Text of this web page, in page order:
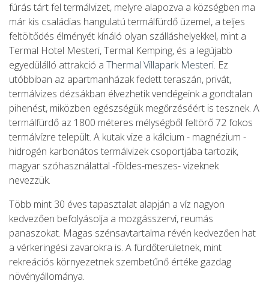
fúrás tárt fel termálvizet, melyre alapozva a községben ma
már kis családias hangulatú termálfürdő üzemel, a teljes
feltöltődés élményét kínáló olyan szálláshelyekkel, mint a
Termal Hotel Mesteri, Termal Kemping, és a legújabb
egyedülálló attrakció a Thermal Villapark Mesteri. Ez
utóbbiban az apartmanházak fedett teraszán, privát,
termálvizes dézsákban élvezhetik vendégeink a gondtalan
pihenést, miközben egészségük megőrzéséért is tesznek. A
termálfürdő az 1800 méteres mélységből feltörő 72 fokos
termálvízre települt. A kutak vize a kálcium - magnézium -
hidrogén karbonátos termálvizek csoportjába tartozik,
magyar szóhasználattal -földes-meszes- vizeknek
nevezzük.
Több mint 30 éves tapasztalat alapján a víz nagyon
kedvezően befolyásolja a mozgásszervi, reumás
panaszokat. Magas szénsavtartalma révén kedvezően hat
a vérkeringési zavarokra is. A fürdőterületnek, mint
rekreációs környezetnek szembetűnő értéke gazdag
növényállománya.